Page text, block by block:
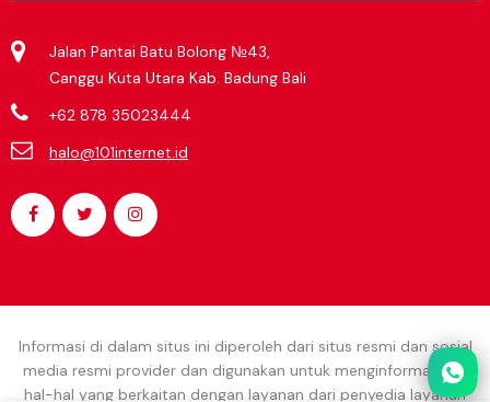
Jalan Pantai Batu Bolong №43,
Canggu Kuta Utara Kab. Badung Bali
+62 878 35023444
halo@101internet.id
Informasi di dalam situs ini diperoleh dari situs resmi dan sosial
media resmi provider dan digunakan untuk menginformasikan
hal-hal yang berkaitan dengan layanan dari penyedia layanan